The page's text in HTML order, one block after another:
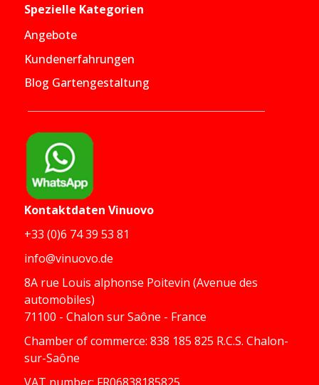
Spezielle Kategorien
Angebote
Kundenerfahrungen
Blog Gartengestaltung
Kontaktdaten Vinuovo
+33 (0)6 74 39 53 81
info@vinuovo.de
8A rue Louis alphonse Poitevin (Avenue des
automobiles)
71100 - Chalon sur Saône - France
Chamber of commerce: 838 185 825 R.C.S. Chalon-
sur-Saône